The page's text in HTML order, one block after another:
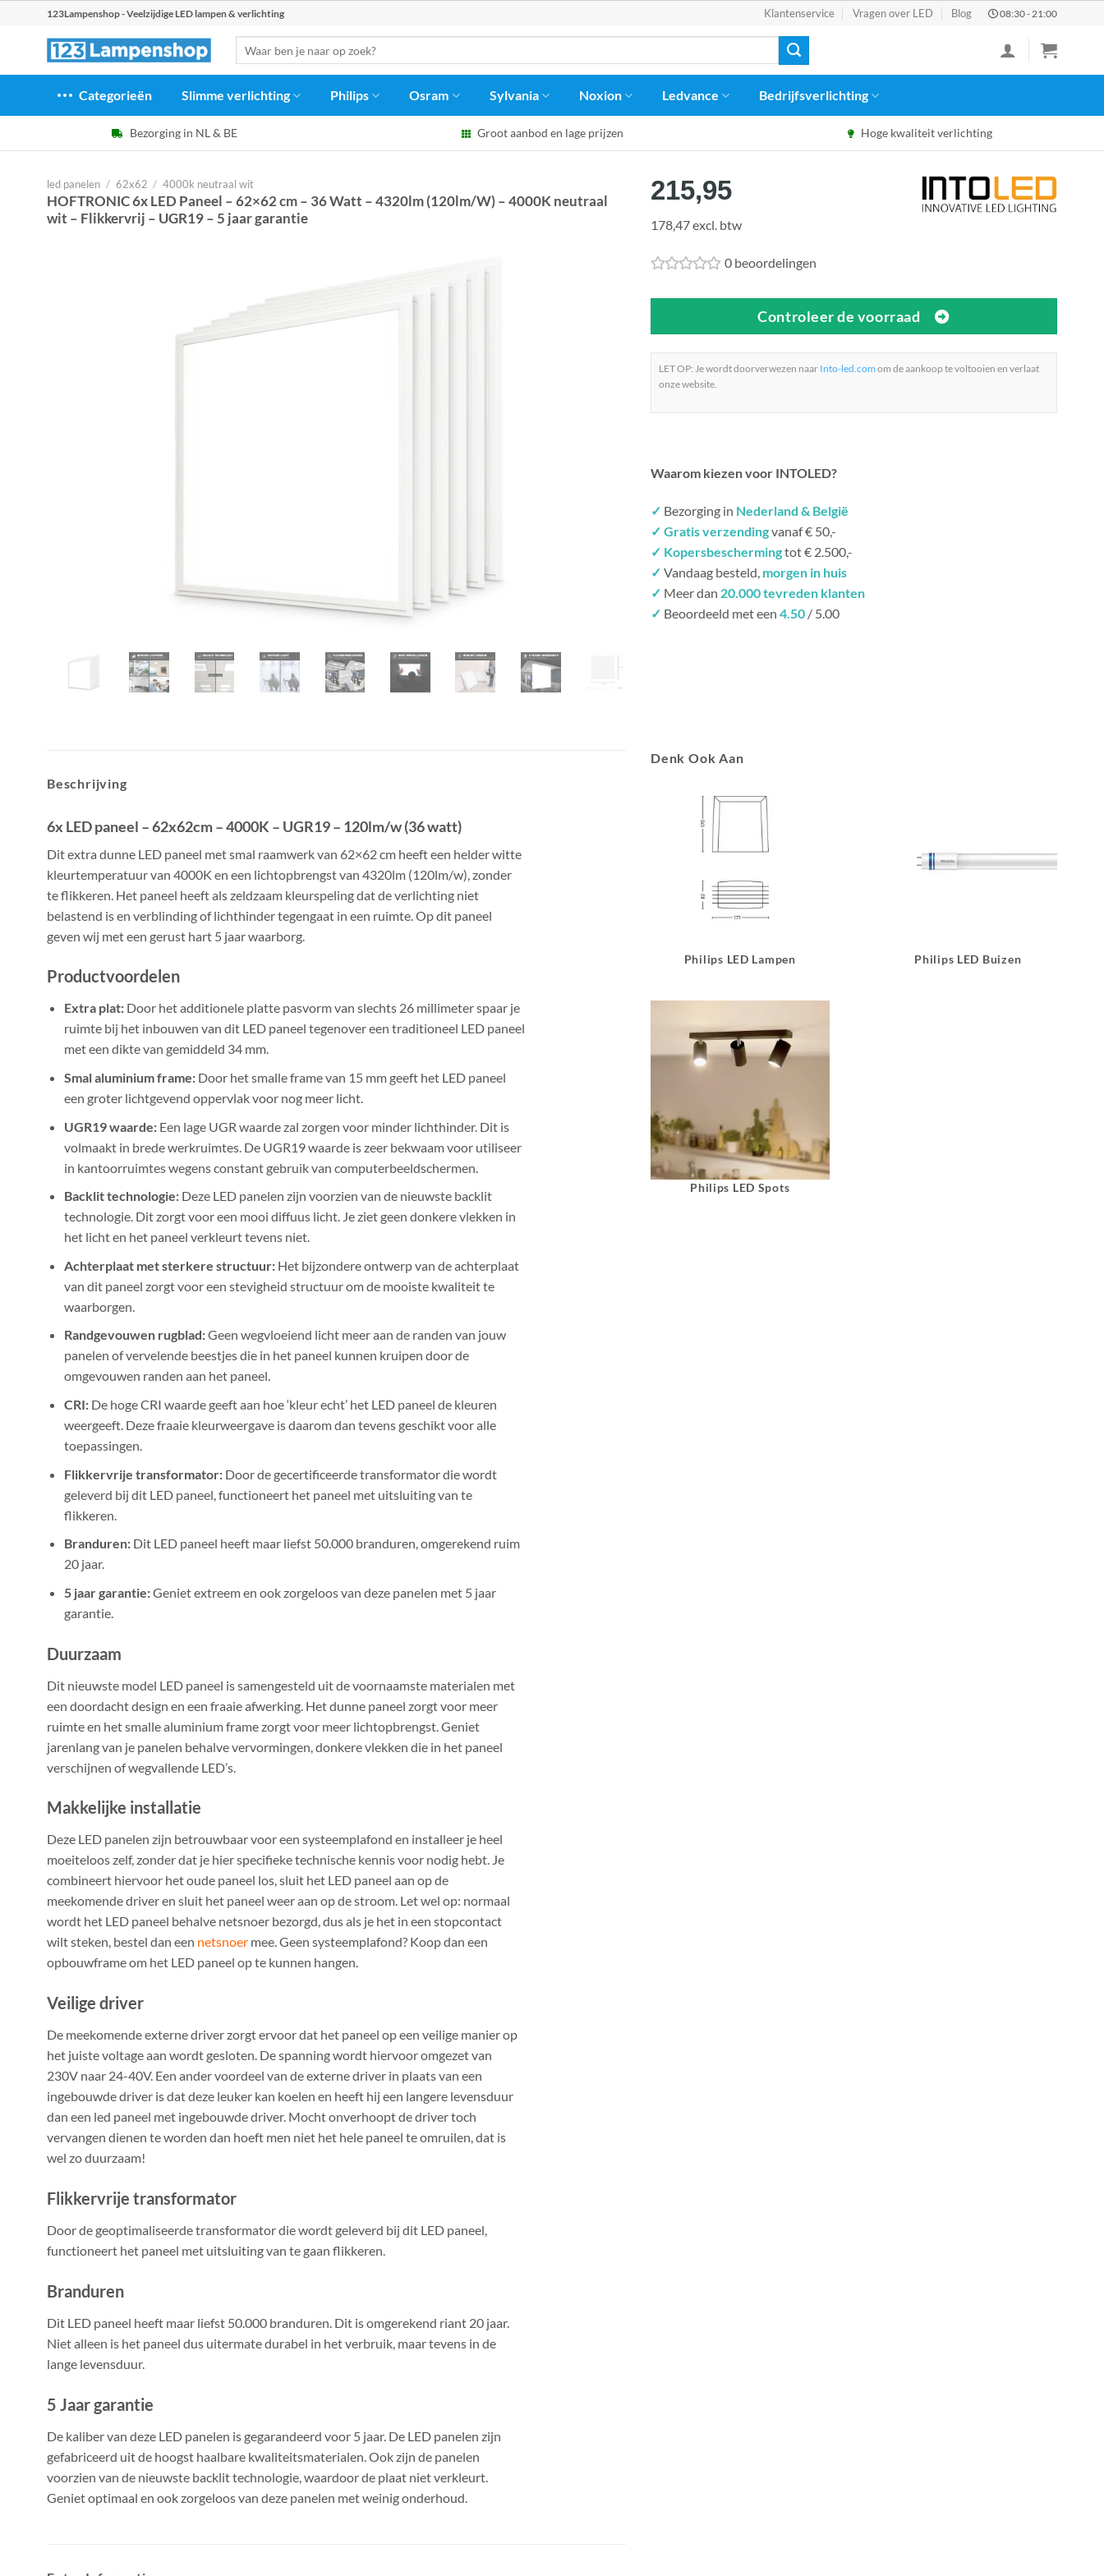
123Lampenshop - Veelzijdige LED lampen & verlichting Klantenservice Vragen over LED Blog 08:30 - 21:00
naar:
Categorieën Slimme verlichting Philips Osram Sylvania Noxion Ledvance Bedrijfsverlichting
Bezorging in NL & BE Groot aanbod en lage prijzen Hoge kwaliteit verlichting
led panelen / 62x62 / 4000k neutraal wit
HOFTRONIC 6x LED Paneel – 62×62 cm – 36 Watt – 4320lm (120lm/W) – 4000K neutraal
wit – Flikkervrij – UGR19 – 5 jaar garantie
215,95
178,47 excl. btw
0 beoordelingen
Controleer de voorraad
LET OP: Je wordt doorverwezen naar Into-led.com om de aankoop te voltooien en verlaat
onze website.
Waarom kiezen voor INTOLED?
✓ Bezorging in Nederland & België
✓ Gratis verzendingvanaf € 50,-
✓ Kopersbeschermingtot € 2.500,-
✓ Vandaag besteld, morgen in huis
✓ Meer dan 20.000 tevreden klanten
✓ Beoordeeld met een 4.50 / 5.00
Beschrijving
6x LED paneel – 62x62cm–4000K – UGR19– 120lm/w (36 watt)
Dit extra dunne LED paneel met smal raamwerk van 62×62 cm heeft een helder witte
kleurtemperatuur van 4000K en een lichtopbrengst van 4320lm (120lm/w), zonder
te flikkeren. Het paneel heeft als zeldzaam kleurspeling dat deverlichting niet
belastend is en verblinding of lichthinder tegengaat in een ruimte. Op dit paneel
geven wij met een gerust hart 5 jaar waarborg.
Productvoordelen
Extra plat: Door het additionele platte pasvorm van slechts 26 millimeter spaar je
ruimte bij het inbouwen van dit LED paneel tegenover een traditioneel LED paneel
met een dikte van gemiddeld 34 mm.
Smal aluminium frame: Door het smalle frame van 15 mm geeft het LED paneel
een groter lichtgevend oppervlak voor nog meer licht.
UGR19waarde: Een lage UGR waardezal zorgen voor minder lichthinder. Dit is
volmaakt in brede werkruimtes. De UGR19 waarde is zeer bekwaam voor utiliseer
in kantoorruimteswegens constant gebruik van computerbeeldschermen.
Backlit technologie:Deze LED panelen zijn voorzien van de nieuwste backlit
technologie. Dit zorgt voor een mooi diffuus licht. Je ziet geen donkere vlekken in
het licht en het paneel verkleurt tevens niet.
Achterplaat met sterkere structuur: Het bijzondere ontwerp van de achterplaat
van dit paneel zorgt voor een stevigheid structuur om de mooiste kwaliteit te
waarborgen.
Randgevouwen rugblad:Geen wegvloeiend licht meer aan de randen van jouw
panelen of vervelende beestjes die in het paneel kunnen kruipen door de
omgevouwen randen aan het paneel.
CRI: De hoge CRI waarde geeft aan hoe ‘kleur echt’ het LED paneel de kleuren
weergeeft. Deze fraaie kleurweergave is daarom dan tevens geschikt voor alle
toepassingen.
Flikkervrije transformator: Door de gecertificeerde transformator die wordt
geleverd bij dit LED paneel, functioneert het paneel met uitsluiting van te
flikkeren.
Branduren: Dit LED paneel heeft maar liefst 50.000 branduren, omgerekend ruim
20 jaar.
5 jaar garantie:Geniet extreem en ook zorgeloos van deze panelen met 5 jaar
garantie.
Duurzaam
Dit nieuwste model LED paneel is samengesteld uit de voornaamste materialen met
een doordacht design en een fraaie afwerking. Het dunne paneel zorgt voor meer
ruimte en het smalle aluminium frame zorgt voor meer lichtopbrengst. Geniet
jarenlang van je panelen behalve vervormingen, donkere vlekken die in het paneel
verschijnen of wegvallende LED’s.
Makkelijke installatie
Deze LED panelen zijn betrouwbaar voor een systeemplafond en installeer je heel
moeiteloos zelf, zonder dat je hier specifieke technische kennis voor nodig hebt. Je
combineert hiervoor het oude paneel los, sluit het LED paneel aan op de
meekomende driver en sluit het paneel weer aan op de stroom. Let wel op: normaal
wordt het LED paneel behalve netsnoer bezorgd, dus als je het in een stopcontact
wilt steken, bestel dan een netsnoer mee. Geen systeemplafond? Koop dan een
opbouwframeom het LED paneel op te kunnen hangen.
Veilige driver
De meekomende externe driver zorgt ervoor dat het paneel op een veilige manier op
het juiste voltage aan wordt gesloten. De spanning wordt hiervoor omgezet van
230V naar 24-40V. Een ander voordeel van de externe driver in plaats van een
ingebouwde driver is dat deze leuker kan koelen en heeft hij een langere levensduur
dan een led paneel met ingebouwde driver. Mocht onverhoopt de driver toch
vervangen dienen te worden dan hoeft men niet het hele paneel te omruilen, dat is
wel zo duurzaam!
Flikkervrije transformator
Door de geoptimaliseerde transformator die wordt geleverd bij dit LED paneel,
functioneert het paneel met uitsluiting van te gaan flikkeren.
Branduren
Dit LED paneel heeft maar liefst 50.000 branduren. Dit is omgerekend riant 20 jaar.
Niet alleen is het paneel dus uitermate durabel in het verbruik, maar tevens in de
lange levensduur.
5 Jaar garantie
De kaliber van deze LED panelen is gegarandeerd voor 5 jaar. De LED panelen zijn
gefabriceerd uit de hoogst haalbare kwaliteitsmaterialen. Ook zijn de panelen
voorzien van de nieuwste backlit technologie, waardoor de plaat niet verkleurt.
Geniet optimaal en ook zorgeloos van deze panelen met weinig onderhoud.
Denk Ook Aan
Philips LED Lampen Philips LED Buizen
Philips LED Spots